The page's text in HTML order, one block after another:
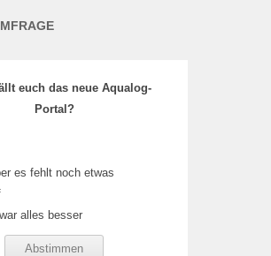
euch das neue Aqualog-
Portal?
es fehlt noch etwas
alles besser